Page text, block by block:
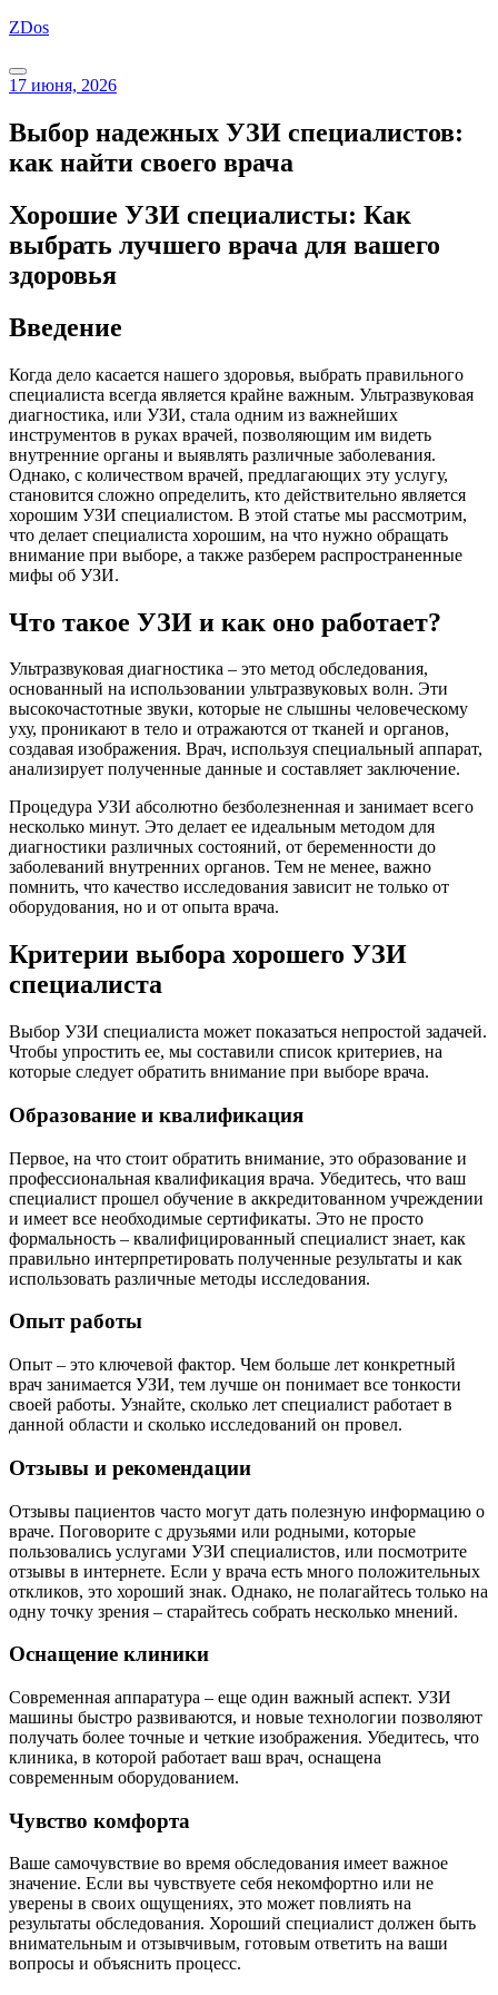
Перейти
содержимому
ZDos
17 июня, 2026
Выбор надежных УЗИ специалистов:
как найти своего врача
Хорошие УЗИ специалисты: Как
выбрать лучшего врача для вашего
здоровья
Введение
Когда дело касается нашего здоровья, выбрать правильного
специалиста всегда является крайне важным. Ультразвуковая
диагностика, или УЗИ, стала одним из важнейших
инструментов в руках врачей, позволяющим им видеть
внутренние органы и выявлять различные заболевания.
Однако, с количеством врачей, предлагающих эту услугу,
становится сложно определить, кто действительно является
хорошим УЗИ специалистом. В этой статье мы рассмотрим,
что делает специалиста хорошим, на что нужно обращать
внимание при выборе, а также разберем распространенные
мифы об УЗИ.
Что такое УЗИ и как оно работает?
Ультразвуковая диагностика – это метод обследования,
основанный на использовании ультразвуковых волн. Эти
высокочастотные звуки, которые не слышны человеческому
уху, проникают в тело и отражаются от тканей и органов,
создавая изображения. Врач, используя специальный аппарат,
анализирует полученные данные и составляет заключение.
Процедура УЗИ абсолютно безболезненная и занимает всего
несколько минут. Это делает ее идеальным методом для
диагностики различных состояний, от беременности до
заболеваний внутренних органов. Тем не менее, важно
помнить, что качество исследования зависит не только от
оборудования, но и от опыта врача.
Критерии выбора хорошего УЗИ
специалиста
Выбор УЗИ специалиста может показаться непростой задачей.
Чтобы упростить ее, мы составили список критериев, на
которые следует обратить внимание при выборе врача.
Образование и квалификация
Первое, на что стоит обратить внимание, это образование и
профессиональная квалификация врача. Убедитесь, что ваш
специалист прошел обучение в аккредитованном учреждении
и имеет все необходимые сертификаты. Это не просто
формальность – квалифицированный специалист знает, как
правильно интерпретировать полученные результаты и как
использовать различные методы исследования.
Опыт работы
Опыт – это ключевой фактор. Чем больше лет конкретный
врач занимается УЗИ, тем лучше он понимает все тонкости
своей работы. Узнайте, сколько лет специалист работает в
данной области и сколько исследований он провел.
Отзывы и рекомендации
Отзывы пациентов часто могут дать полезную информацию о
враче. Поговорите с друзьями или родными, которые
пользовались услугами УЗИ специалистов, или посмотрите
отзывы в интернете. Если у врача есть много положительных
откликов, это хороший знак. Однако, не полагайтесь только на
одну точку зрения – старайтесь собрать несколько мнений.
Оснащение клиники
Современная аппаратура – еще один важный аспект. УЗИ
машины быстро развиваются, и новые технологии позволяют
получать более точные и четкие изображения. Убедитесь, что
клиника, в которой работает ваш врач, оснащена
современным оборудованием.
Чувство комфорта
Ваше самочувствие во время обследования имеет важное
значение. Если вы чувствуете себя некомфортно или не
уверены в своих ощущениях, это может повлиять на
результаты обследования. Хороший специалист должен быть
внимательным и отзывчивым, готовым ответить на ваши
вопросы и объяснить процесс.